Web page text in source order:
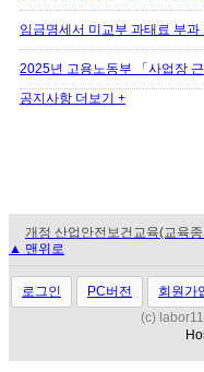
임금명세서 미교부 과태료 부과
2025년 고용노동부 「사업장 근
공지사항 더보기 +
표준 취업규칙(2026.02.13. 배
개정 산업안전보건교육(교육
채용절차법 조항별
표준 취업규칙(2019. 10. 24.
한시적 특별연장근로 근로자
▲ 맨위로
로그인 PC버전 회원가
(c)